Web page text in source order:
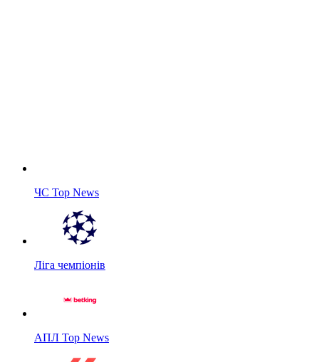
ЧС Top News
Ліга чемпіонів
АПЛ Top News